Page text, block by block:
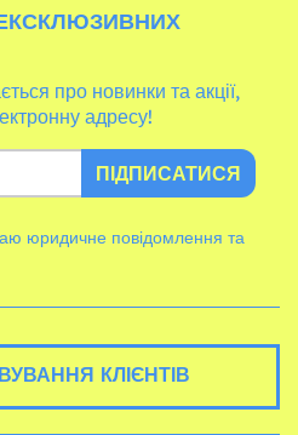
про новинки та акції,
адресу!
ПІДПИСАТИСЯ
юридичне повідомлення та
КЛІЄНТІВ